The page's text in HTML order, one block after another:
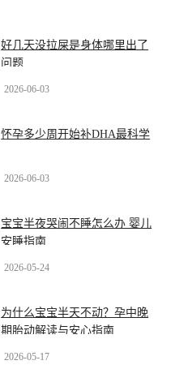
好几天没拉屎是身体哪里出了
问题
2026-06-03
怀孕多少周开始补DHA最科学
2026-06-03
宝宝半夜哭闹不睡怎么办 婴儿
安睡指南
2026-05-24
为什么宝宝半天不动？孕中晚
期胎动解读与安心指南
2026-05-17